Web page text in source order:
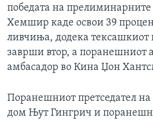
победата на
Хемшир каде освои 39
ливчиња, додека
заврши втор, а поранешниот
амбасадор во Кина Џон
Поранешниот претседател
дом Њут Гингрич и